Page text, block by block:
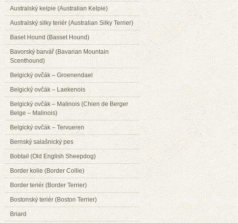
Australský kelpie (Australian Kelpie)
Australský silky teriér (Australian Silky Terrier)
Baset Hound (Basset Hound)
Bavorský barvář (Bavarian Mountain
Scenthound)
Belgický ovčák – Groenendael
Belgický ovčák – Laekenois
Belgický ovčák – Malinois (Chien de Berger
Belge – Malinois)
Belgický ovčák – Tervueren
Bernský salašnický pes
Bobtail (Old English Sheepdog)
Border kolie (Border Collie)
Border teriér (Border Terrier)
Bostonský teriér (Boston Terrier)
Briard